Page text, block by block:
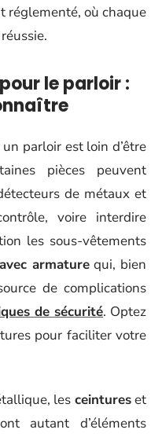
réglementé, où chaque
le parloir :
parloir est loin d’être
pièces peuvent
de métaux et
voire interdire
les sous-vêtements
armaturequi, bien
de complications
de sécurité. Optez
pour faciliter votre
les ceintureset
autant d’éléments